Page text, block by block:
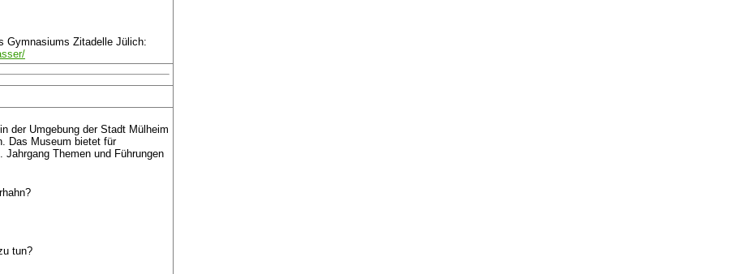
Gymnasiums Zitadelle Jülich:
der Umgebung der Stadt Mülheim
Das Museum bietet für
Themen und Führungen
tun?